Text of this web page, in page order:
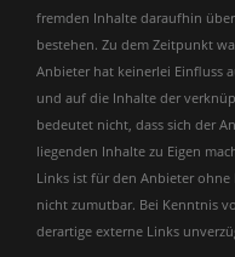
fremden Inhalte daraufhin
bestehen. Zu dem Zeitpunkt
Anbieter hat keinerlei Einfluss
und auf die Inhalte der
bedeutet nicht, dass sich der
liegenden Inhalte zu Eigen
Links ist für den Anbieter
nicht zumutbar. Bei Kenntnis
derartige externe Links